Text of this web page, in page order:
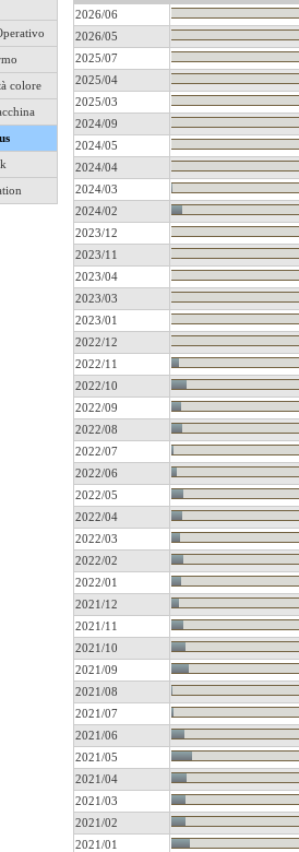
colore
2026/06
2026/05
2025/07
2025/04
2025/03
2024/09
2024/05
2024/04
2024/03
2024/02
2023/12
2023/11
2023/04
2023/03
2023/01
2022/12
2022/11
2022/10
2022/09
2022/08
2022/07
2022/06
2022/05
2022/04
2022/03
2022/02
2022/01
2021/12
2021/11
2021/10
2021/09
2021/08
2021/07
2021/06
2021/05
2021/04
2021/03
2021/02
2021/01